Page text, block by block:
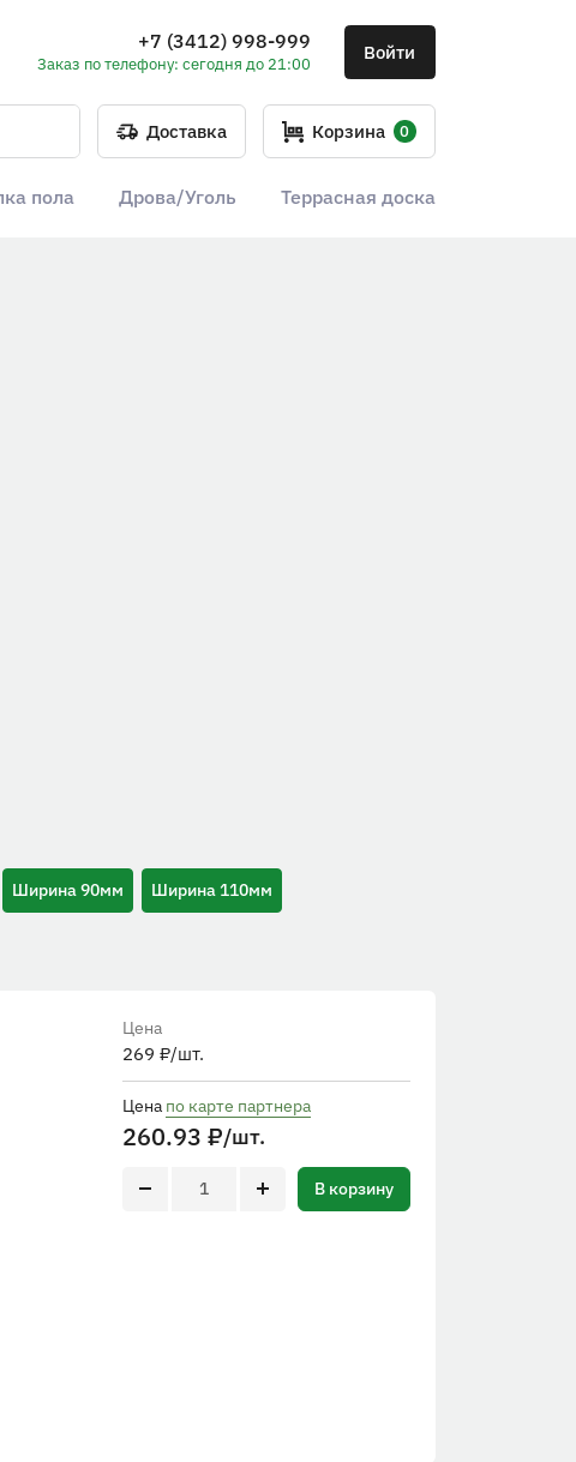
+7 (3412) 998-999
Заказ по телефону: сегодня до 21:00
Войти
Доставка Корзина 0
пола Дрова/Уголь Террасная доска
Ширина 90мм Ширина 110мм
Цена
269 ₽/шт.
Цена по карте партнера
260.93 ₽/шт.
В корзину